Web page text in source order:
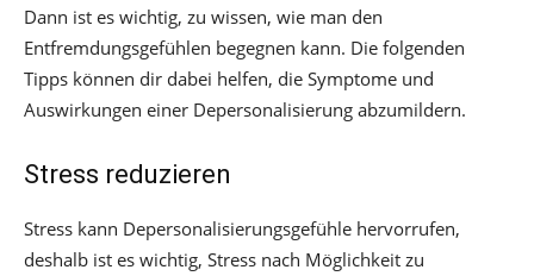
Dann ist es wichtig, zu wissen, wie man den
Entfremdungsgefühlen begegnen kann. Die folgenden
Tipps können dir dabei helfen, die Symptome und
Auswirkungen einer Depersonalisierung abzumildern.
Stress reduzieren
Stress kann Depersonalisierungsgefühle hervorrufen,
deshalb ist es wichtig, Stress nach Möglichkeit zu